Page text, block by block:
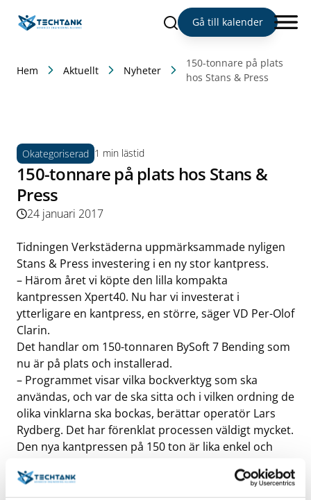
Sök Gå till kalender
Hem Aktuellt Nyheter
150-tonnare på plats
hos Stans & Press
Okategoriserad 1 min lästid
150-tonnare på plats hos Stans &
Press
24 januari 2017
Tidningen Verkstäderna uppmärksammade nyligen
Stans & Press investering i en ny stor kantpress.
– Härom året vi köpte den lilla kompakta
kantpressen Xpert40. Nu har vi investerat i
ytterligare en kantpress, en större, säger VD Per-Olof
Clarin.
Det handlar om 150-tonnaren BySoft 7 Bending som
nu är på plats och installerad.
– Programmet visar vilka bockverktyg som ska
användas, och var de ska sitta och i vilken ordning de
olika vinklarna ska bockas, berättar operatör Lars
Rydberg. Det har förenklat processen väldigt mycket.
Den nya kantpressen på 150 ton är lika enkel och
detaljer förstås.